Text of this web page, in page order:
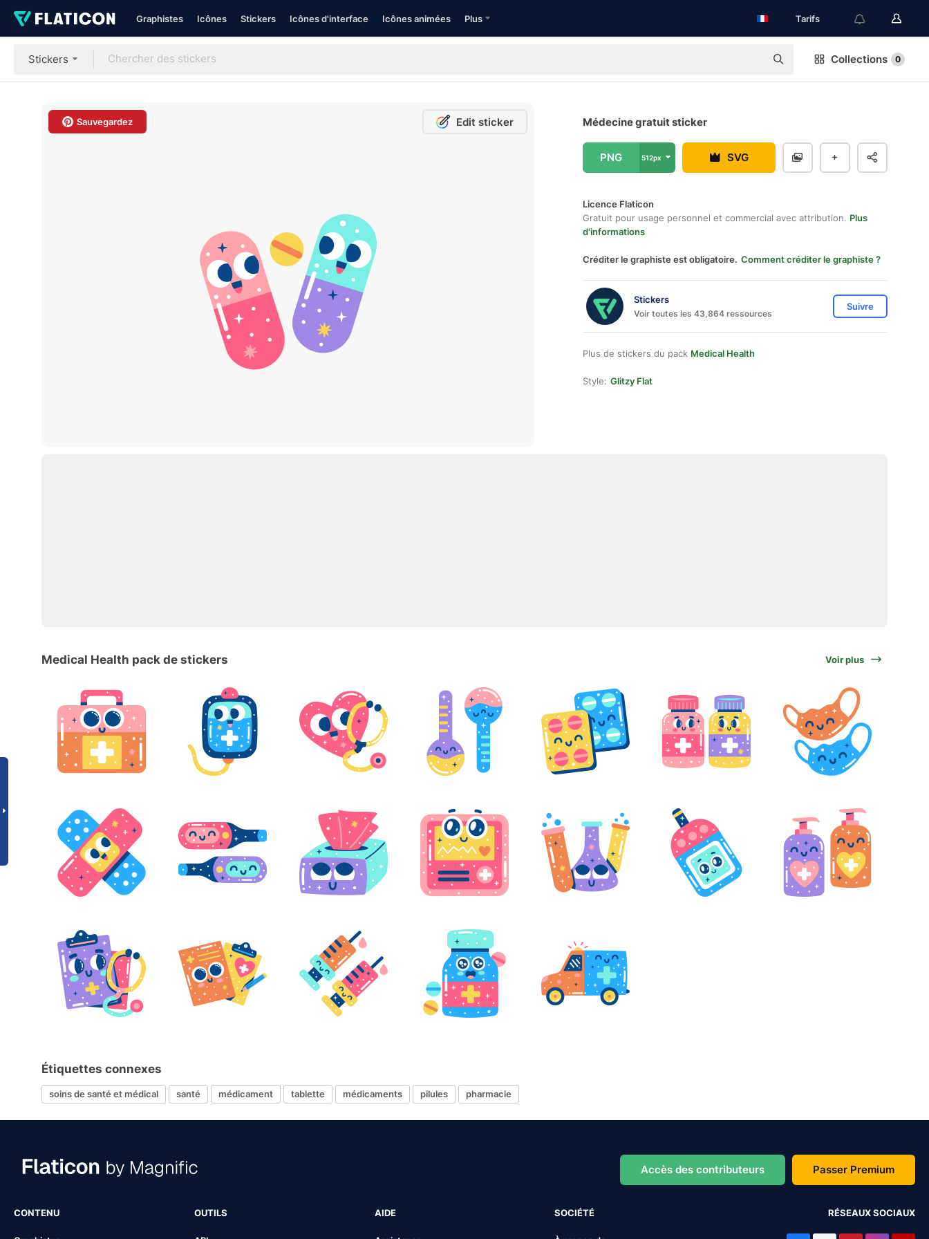
Graphistes Icônes Stickers Icônes d'interface Icônes animées Plus Tarifs
Stickers Collections 0
Sauvegardez Edit sticker Médecine gratuit sticker
PNG 512px SVG
Licence Flaticon
Gratuit pour usage personnel et commercial avec attribution. Plus
d'informations
Créditer le graphiste est obligatoire. Comment créditer le graphiste ?
Stickers
Voir toutes les 43,864 ressources
Suivre
Plus de stickers du pack Medical Health
Style: Glitzy Flat
Medical Health pack de stickers Voir plus
Étiquettes connexes
soins de santé et médical santé médicament tablette médicaments pilules pharmacie
Accès des contributeurs Passer Premium
CONTENU OUTILS AIDE SOCIÉTÉ RÉSEAUX SOCIAUX